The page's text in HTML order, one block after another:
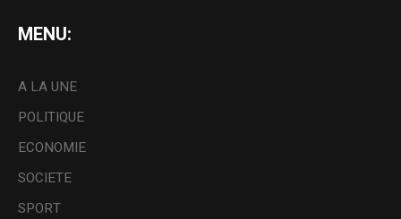
MENU:
A LA UNE
POLITIQUE
ECONOMIE
SOCIETE
SPORT